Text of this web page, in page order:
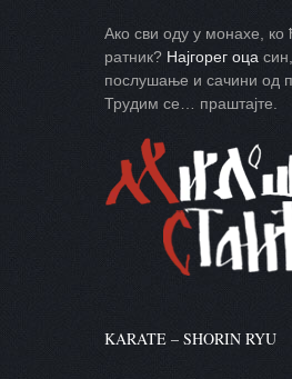
Ако сви оду у монахе, ко
ратник? Најгорег оца
послушање и сачини од
Трудим се… праштајте.
KARATE – SHORIN RYU